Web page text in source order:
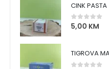
CINK PASTA
0 out of 5
5,00 KM